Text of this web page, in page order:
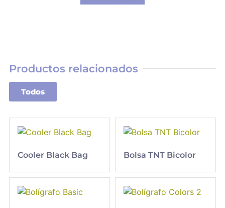
Productos relacionados
Todos
Cooler Black Bag Bolsa TNT Bicolor